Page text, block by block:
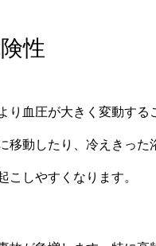
性
り血圧が大きく変動す
移動したり、冷えきっ
こしやすくなります。